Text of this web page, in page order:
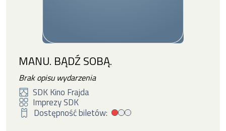
MANU. BĄDŹ SOBĄ.
Brak opisu wydarzenia
SDK Kino Frajda
Imprezy SDK
Dostępność biletów:
Mała dostępność biletów